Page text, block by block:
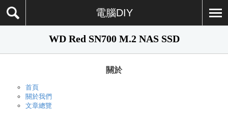
電腦DIY
WD Red SN700 M.2 NAS SSD
關於
首頁
關於我們
文章總覽